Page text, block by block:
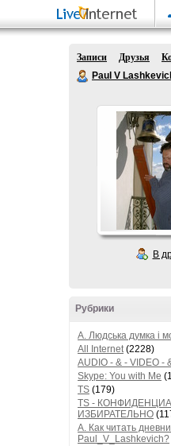
Записи Друзья
Paul V
В
Рубрики
A. Людська думка і
All Internet(2228)
AUDIO - & - VIDEO -
Skype: You with Me
TS (179)
TS -
ИЗБИРАТЕЛЬНО
А. Как читать
Paul_V_Lashkevich?